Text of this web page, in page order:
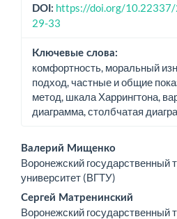
DOI: https://doi.org/
29-33
Ключевые слова:
комфортность, моральный
подход, частные и общие
метод, шкала Харрингтона,
диаграмма, столбчатая
Основное
содержимое
статьи
Валерий Мищенко
Воронежский государственный
университет (ВГТУ)
Сергей Матренинский
Воронежский государственный